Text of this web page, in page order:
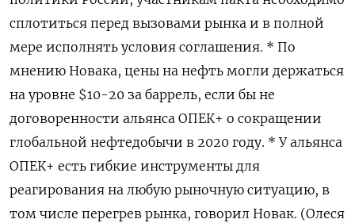
сплотиться перед вызовами рынка и в полной
мере исполнять условия соглашения. * По
мнению Новака, цены на нефть могли держаться
на уровне $10-20 за баррель, если бы не
договоренности альянса ОПЕК+ о сокращении
глобальной нефтедобычи в 2020 году. * У альянса
ОПЕК+ есть гибкие инструменты для
реагирования на любую рыночную ситуацию, в
том числе перегрев рынка, говорил Новак. (Олеся